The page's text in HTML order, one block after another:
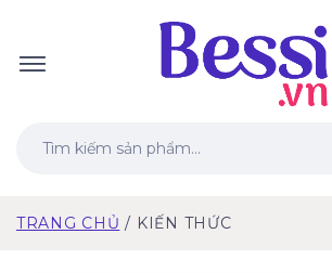
TRANG CHỦ KIẾN THỨC